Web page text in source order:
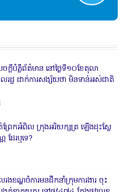
តីបំភ្លឺព័ត៌មាន នៅថ្ងៃទី១០ខែតុលា
លរដ្ឋ ដាក់ការសង្ស័យថា មិនទាន់អស់ជាតិ
ត់ព្រែកអំពិល ក្រុងអរិយក្សត្រ ឡើងដុះស្លែ
ដែរឬទេ?
ណ្ឌចំការមនដឹកនាំក្រុមការងារ ចុះ